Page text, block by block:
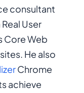
consultant
Real User
Core Web
He also
Chrome
achieve